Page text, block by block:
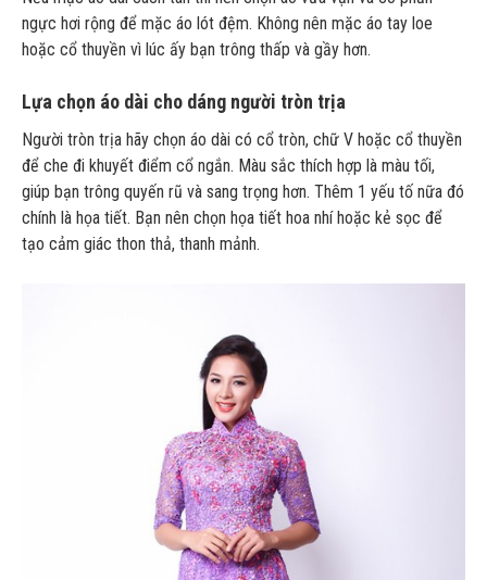
ngực hơi rộng để mặc áo lót đệm. Không nên mặc áo tay loe
hoặc cổ thuyền vì lúc ấy bạn trông thấp và gầy hơn.
Lựa chọn áo dài cho dáng người tròn trịa
Người tròn trịa hãy chọn áo dài có cổ tròn, chữ V hoặc cổ thuyền
để che đi khuyết điểm cổ ngắn. Màu sắc thích hợp là màu tối,
giúp bạn trông quyến rũ và sang trọng hơn. Thêm 1 yếu tố nữa đó
chính là họa tiết. Bạn nên chọn họa tiết hoa nhí hoặc kẻ sọc để
tạo cảm giác thon thả, thanh mảnh.